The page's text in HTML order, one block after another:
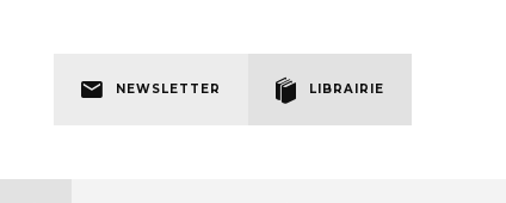
navigation
NEWSLETTER LIBRAIRIE